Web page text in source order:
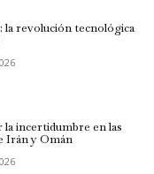
la revolución tecnológica
incertidumbre en las
Irán y Omán